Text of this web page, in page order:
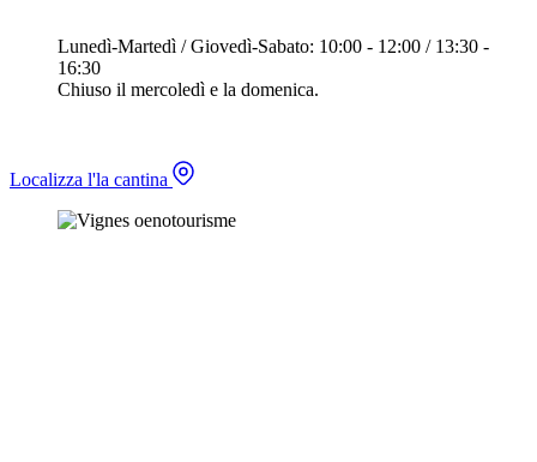
Lunedì-Martedì / Giovedì-Sabato: 10:00 - 12:00 / 13:30 -
16:30
Chiuso il mercoledì e la domenica.
Localizza l'la cantina